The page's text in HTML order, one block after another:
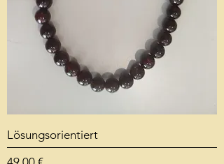
Lösungsorientiert